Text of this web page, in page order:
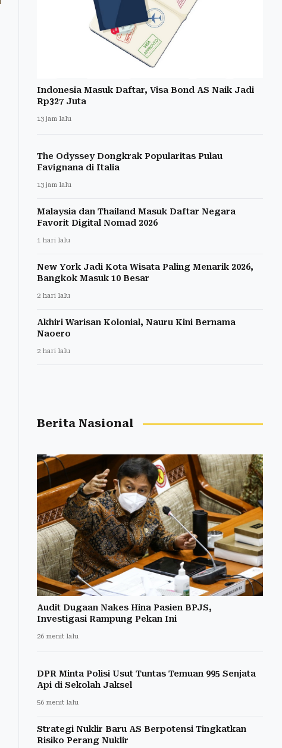
Indonesia Masuk Daftar, Visa Bond AS Naik Jadi
Rp327 Juta
13 jam lalu
The Odyssey Dongkrak Popularitas Pulau
Favignana di Italia
13 jam lalu
Malaysia dan Thailand Masuk Daftar Negara
Favorit Digital Nomad 2026
1 hari lalu
New York Jadi Kota Wisata Paling Menarik 2026,
Bangkok Masuk 10 Besar
2 hari lalu
Akhiri Warisan Kolonial, Nauru Kini Bernama
Naoero
2 hari lalu
Berita Nasional
Audit Dugaan Nakes Hina Pasien BPJS,
Investigasi Rampung Pekan Ini
26 menit lalu
DPR Minta Polisi Usut Tuntas Temuan 995 Senjata
Api di Sekolah Jaksel
56 menit lalu
Strategi Nuklir Baru AS Berpotensi Tingkatkan
Risiko Perang Nuklir